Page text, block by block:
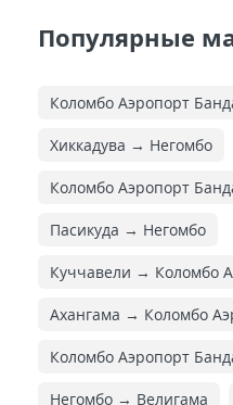
Популярные
Коломбо Аэропорт
Хиккадува → Негомбо
Коломбо Аэропорт
Пасикуда → Негомбо
Куччавели → Коломбо
Ахангама → Коломбо
Коломбо Аэропорт
Негомбо → Велигама